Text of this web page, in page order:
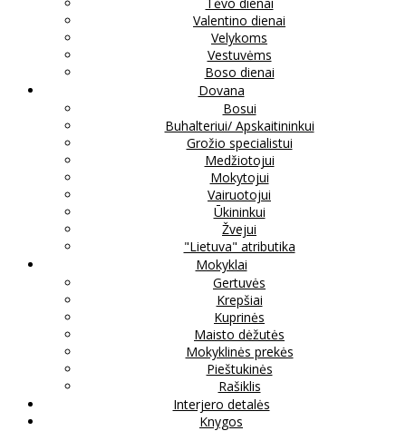
Valentino dienai
Velykoms
Vestuvėms
Boso dienai
Dovana
Bosui
Buhalteriui/ Apskaitininkui
Grožio specialistui
Medžiotojui
Mokytojui
Vairuotojui
Ūkininkui
Žvejui
"Lietuva" atributika
Mokyklai
Gertuvės
Krepšiai
Kuprinės
Maisto dėžutės
Mokyklinės prekės
Pieštukinės
Rašiklis
Interjero detalės
Knygos